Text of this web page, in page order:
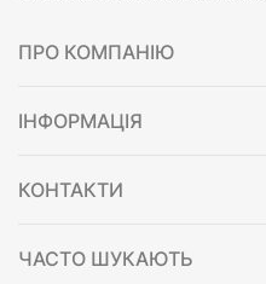
ПРО КОМПАНІЮ
ІНФОРМАЦІЯ
КОНТАКТИ
ЧАСТО ШУКАЮТЬ